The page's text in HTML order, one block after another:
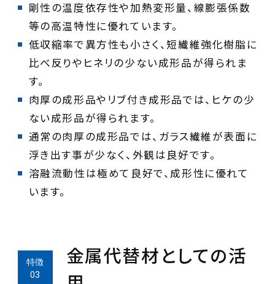
剛性の温度依存性や加熱変形量、線膨張係数
低収縮率で異方性も小さく、短繊維強化樹脂に
比べ反りやヒネリの少ない成形品が得られま
肉厚の成形品やリブ付き成形品では、ヒケの少
通常の肉厚の成形品では、ガラス繊維が表面に
溶融流動性は極めて良好で、成形性に優れて
います。
金属代替材としての活